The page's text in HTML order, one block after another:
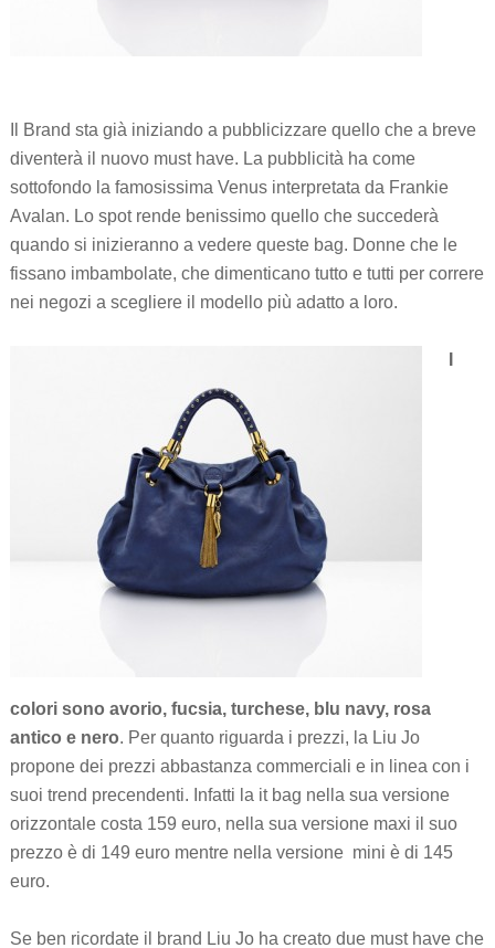
Il Brand sta già iniziando a pubblicizzare quello che a breve
diventerà il nuovo must have. La pubblicità ha come
sottofondo la famosissima Venus interpretata da Frankie
Avalan. Lo spot rende benissimo quello che succederà
quando si inizieranno a vedere queste bag. Donne che le
fissano imbambolate, che dimenticano tutto e tutti per correre
nei negozi a scegliere il modello più adatto a loro.
colori sono avorio, fucsia, turchese, blu navy, rosa
antico e nero. Per quanto riguarda i prezzi, la Liu Jo
propone dei prezzi abbastanza commerciali e in linea con i
suoi trend precendenti. Infatti la it bag nella sua versione
orizzontale costa 159 euro, nella sua versione maxi il suo
prezzo è di 149 euro mentre nella versione mini è di 145
euro.
Se ben ricordate il brand Liu Jo ha creato due must have che